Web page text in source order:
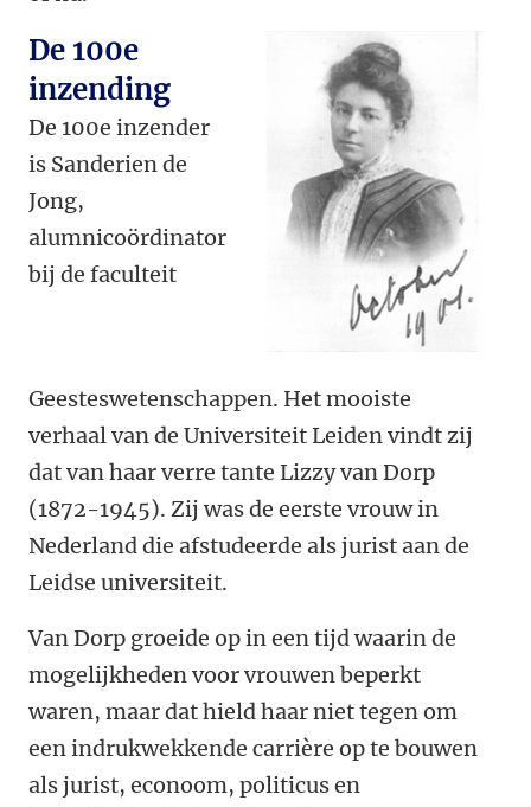
De 100e
inzending
De 100e inzender
is Sanderien de
Jong,
alumnicoördinator
bij de faculteit
Geesteswetenschappen. Het mooiste
verhaal van de Universiteit Leiden vindt zij
dat van haar verre tante Lizzy van Dorp
(1872-1945). Zij was de eerste vrouw in
Nederland die afstudeerde als jurist aan de
Leidse universiteit.
Van Dorp groeide op in een tijd waarin de
mogelijkheden voor vrouwen beperkt
waren, maar dat hield haar niet tegen om
een indrukwekkende carrière op te bouwen
als jurist, econoom, politicus en